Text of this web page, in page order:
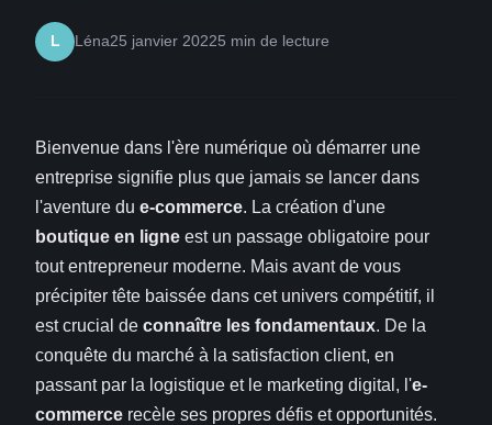
L Léna25 janvier 20225 min de lecture
Bienvenue dans l'ère numérique où démarrer une
entreprise signifie plus que jamais se lancer dans
l'aventure du e-commerce. La création d'une
boutique en ligne est un passage obligatoire pour
tout entrepreneur moderne. Mais avant de vous
précipiter tête baissée dans cet univers compétitif, il
est crucial de connaître les fondamentaux. De la
conquête du marché à la satisfaction client, en
passant par la logistique et le marketing digital, l'e-
commerce recèle ses propres défis et opportunités.